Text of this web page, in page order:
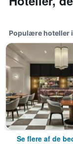
Populære hoteller
Se flere af de